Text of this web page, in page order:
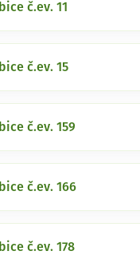
č.ev. 11
č.ev. 15
č.ev. 159
č.ev. 166
č.ev. 178